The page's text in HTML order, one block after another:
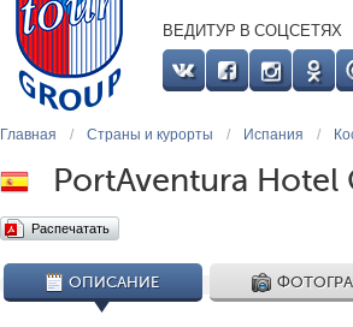
ВЕДИТУР В СОЦСЕТЯХ
Главная / Страны и курорты / Испания /
PortAventura Hotel
Распечатать
ОПИСАНИЕ